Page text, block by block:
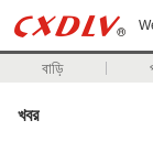
বাড়ি
খবর